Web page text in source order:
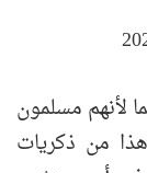
لأنهم مسلمون
من ذكريات